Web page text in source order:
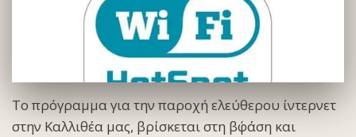
Το πρόγραμμα για την παροχή ελεύθερου ίντερνετ
στην Καλλιθέα μας, βρίσκεται στη β΄φάση και